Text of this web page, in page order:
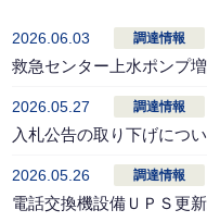
2026.06.03 調達情報
救急センター上水ポンプ
2026.05.27 調達情報
入札公告の取り下げにつ
2026.05.26 調達情報
電話交換機設備ＵＰＳ更